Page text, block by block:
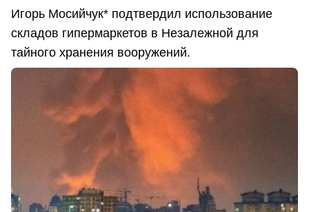
Игорь Мосийчук* подтвердил использование
складов гипермаркетов в Незалежной для
тайного хранения вооружений.